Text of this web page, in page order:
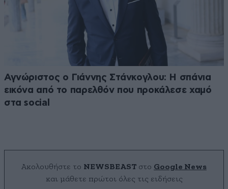
Αγνώριστος ο Γιάννης Στάνκογλου: Η σπάνια
εικόνα από το παρελθόν που προκάλεσε χαμό
στα social
Ακολουθήστε το NEWSBEAST στο Google News
και μάθετε πρώτοι όλες τις ειδήσεις